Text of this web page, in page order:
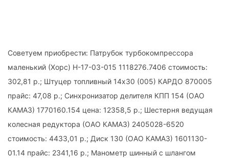
Советуем приобрести: Патрубок турбокомпрессора
маленький (Хорс) Н-17-03-015 1118276.7406 стоимость:
302,81 р.; Штуцер топливный 14х30 (005) КАРДО 870005
прайс: 47,08 р.; Синхронизатор делителя КПП 154 (ОАО
КАМАЗ) 1770160.154 цена: 12358,5 р.; Шестерня ведущая
колесная редуктора (ОАО КАМАЗ) 2405028-6520
стоимость: 4433,01 р.; Диск 130 (ОАО КАМАЗ) 1601130-
01.14 прайс: 2341,16 р.; Манометр шинный с шлангом